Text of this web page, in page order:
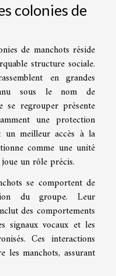
colonies de
de manchots réside
structure sociale.
en grandes
sous le nom de
se regrouper présente
une protection
un meilleur accès à la
comme une unité
un rôle précis.
se comportent de
du groupe. Leur
des comportements
signaux vocaux et les
Ces interactions
les manchots, assurant